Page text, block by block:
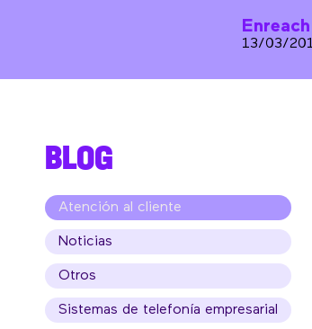
Enreach
13/03/
BLOG
Atención al cliente
Noticias
Otros
Sistemas de telefonía empresarial